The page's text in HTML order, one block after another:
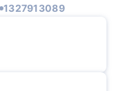
1327913089